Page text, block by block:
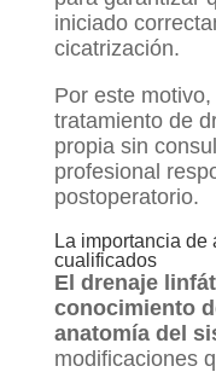
iniciado
cicatrización.
Por este
tratamiento de
propia sin
profesional
postoperatorio.
La importancia
cualificados
El drenaje
conocimiento
anatomía del
modificaciones